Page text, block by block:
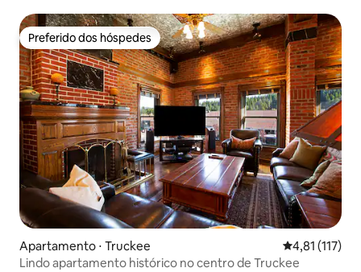
Preferido dos hóspedes
Preferido dos hóspedes
Apartamento ⋅ Truckee 4,81 de uma
4,81 (117)
Lindo apartamento histórico no centro de Truckee